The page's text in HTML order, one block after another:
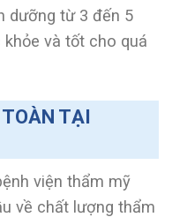
dưỡng từ 3 đến 5
và tốt cho quá
TẠI
viện thẩm mỹ
về chất lượng thẩm